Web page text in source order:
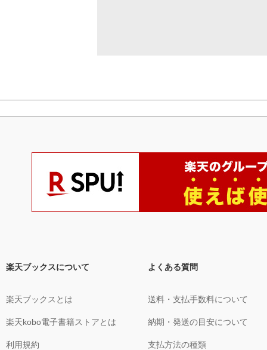
楽天ブックスについて
楽天ブックスとは
楽天kobo電子書籍ストアとは
利用規約
よくある質問
送料・支払手数料について
納期・発送の目安について
支払方法の種類